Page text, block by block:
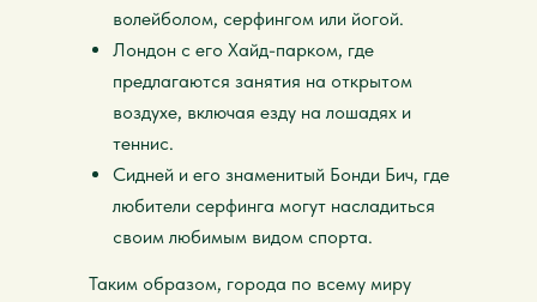
волейболом, серфингом или йогой.
Лондон с его Хайд-парком, где
предлагаются занятия на открытом
воздухе, включая езду на лошадях и
теннис.
Сидней и его знаменитый Бонди Бич, где
любители серфинга могут насладиться
своим любимым видом спорта.
Таким образом, города по всему миру